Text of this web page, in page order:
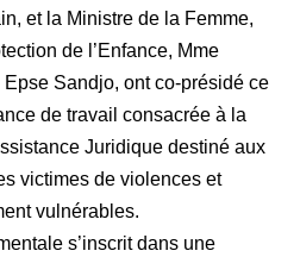
et la Ministre de la Femme,
de l’Enfance, Mme
Sandjo, ont co-présidé ce
de travail consacrée à la
Juridique destiné aux
victimes de violences et
vulnérables.
s’inscrit dans une